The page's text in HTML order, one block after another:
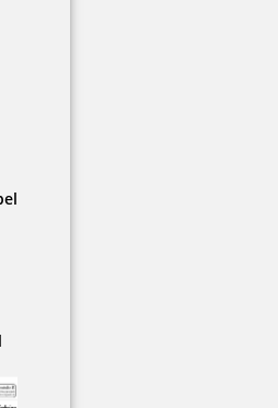
bis 5 Zeilen Text